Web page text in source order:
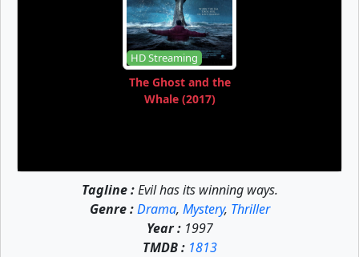
HD Streaming
The Ghost and the
Whale (2017)
Tagline :Evil has its winning ways.
Genre : Drama, Mystery, Thriller
Year :1997
TMDB : 1813